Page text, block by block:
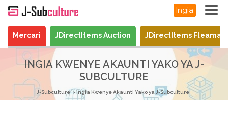
Ingia
Mercari JDirectItems Auction JDirectItems
INGIA KWENYE AKAUNTI YAKO YA J-
SUBCULTURE
J-Subculture Ingia Kwenye Akaunti Yako ya J-Subculture